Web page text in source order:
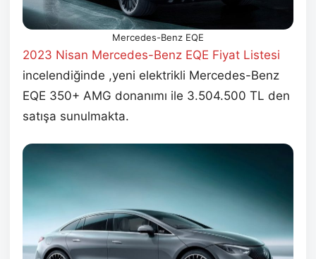
Mercedes-Benz EQE
2023 Nisan Mercedes-Benz EQE Fiyat Listesi
incelendiğinde ,yeni elektrikli Mercedes-Benz
EQE 350+ AMG donanımı ile 3.504.500 TL den
satışa sunulmakta.